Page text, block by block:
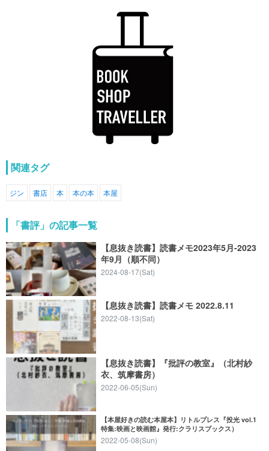
関連タグ
ジン 書店 本 本の本 本屋
「書評」の記事一覧
【息抜き読書】読書メモ2023年5月-2023
年9月（順不同）
2024-08-17(Sat)
【息抜き読書】読書メモ 2022.8.11
2022-08-13(Sat)
【息抜き読書】『批評の教室』（北村紗
衣、筑摩書房）
2022-06-05(Sun)
【本屋好きの読む本屋本】リトルプレス『投光 vol.1
特集:映画と映画館』発行:クラリスブックス）
2022-05-08(Sun)